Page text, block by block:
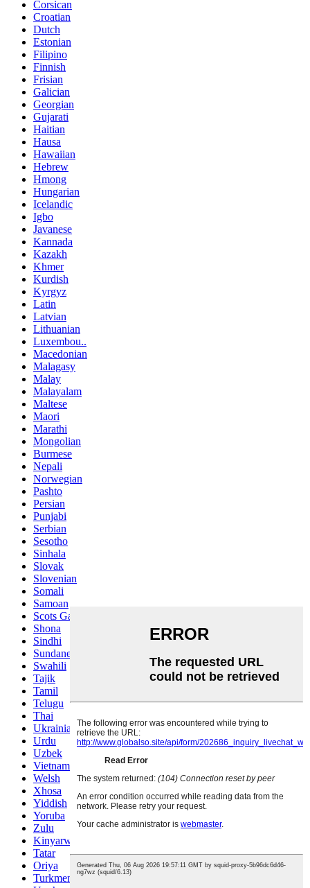
Corsican
Croatian
Dutch
Estonian
Filipino
Finnish
Frisian
Galician
Georgian
Gujarati
Haitian
Hausa
Hawaiian
Hebrew
Hmong
Hungarian
Icelandic
Igbo
Javanese
Kannada
Kazakh
Khmer
Kurdish
Kyrgyz
Latin
Latvian
Lithuanian
Luxembou..
Macedonian
Malagasy
Malay
Malayalam
Maltese
Maori
Marathi
Mongolian
Burmese
Nepali
Norwegian
Pashto
Persian
Punjabi
Serbian
Sesotho
Sinhala
Slovak
Slovenian
Somali
Samoan
Scots Gaelic
Shona
Sindhi
Sundanese
Swahili
Tajik
Tamil
Telugu
Thai
Ukrainian
Urdu
Uzbek
Vietnamese
Welsh
Xhosa
Yiddish
Yoruba
Zulu
Kinyarwanda
Tatar
Oriya
Turkmen